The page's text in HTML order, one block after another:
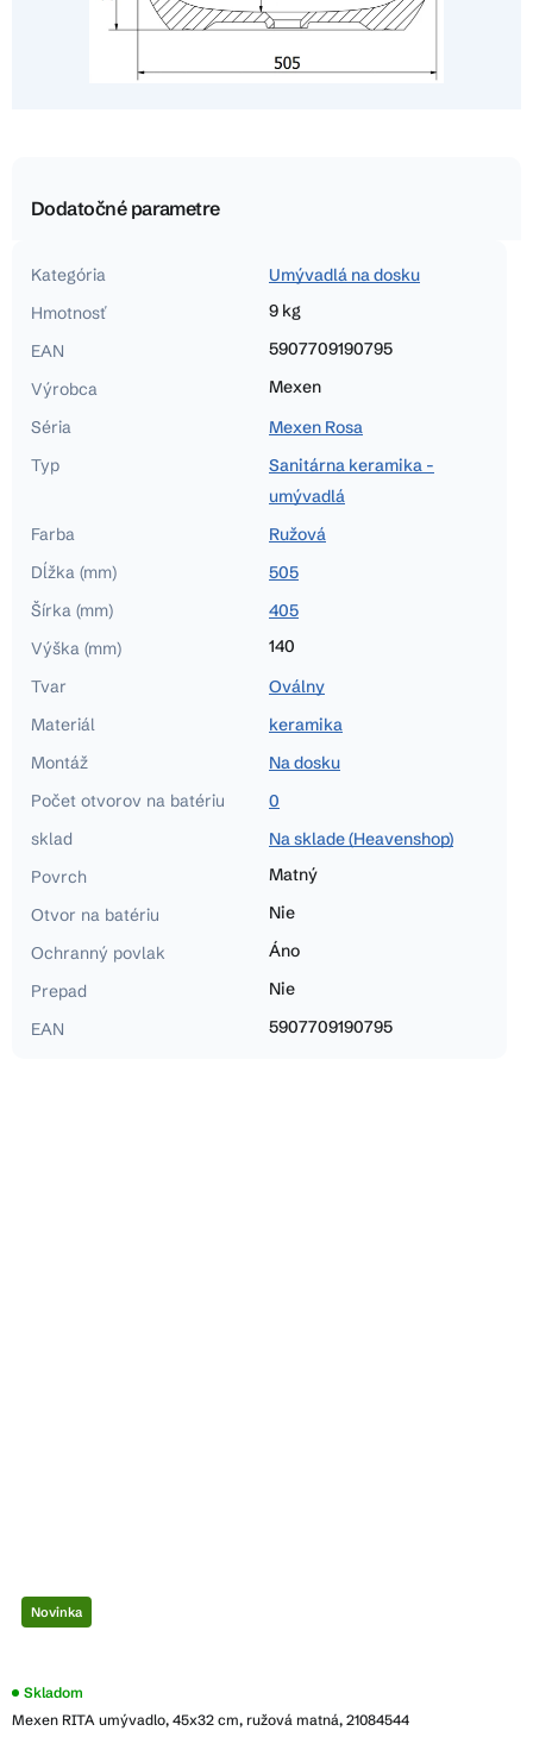
Dodatočné parametre
Kategória
Umývadlá na dosku
Hmotnosť
9 kg
EAN
5907709190795
Výrobca
Mexen
Séria
Mexen Rosa
Typ
Sanitárna keramika -
umývadlá
Farba
Ružová
Dĺžka (mm)
505
Šírka (mm)
405
Výška (mm)
140
Tvar
Oválny
Materiál
keramika
Montáž
Na dosku
Počet otvorov na batériu
0
sklad
Na sklade (Heavenshop)
Povrch
Matný
Otvor na batériu
Nie
Ochranný povlak
Áno
Prepad
Nie
EAN
5907709190795
Novinka
Mexen RITA umývadlo, 45x32 cm, ružová matná, 21084544
Skladom